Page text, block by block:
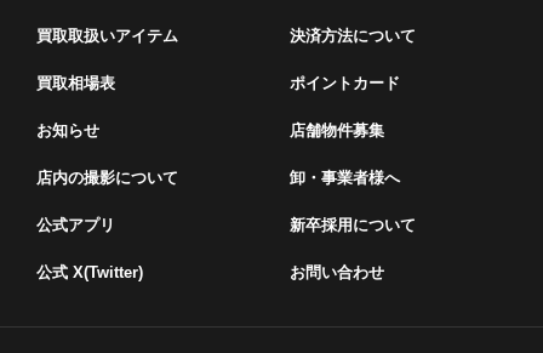
買取取扱いアイテム
買取相場表
お知らせ
店内の撮影について
公式アプリ
公式 X(Twitter)
決済方法について
ポイントカード
店舗物件募集
卸・事業者様へ
新卒採用について
お問い合わせ